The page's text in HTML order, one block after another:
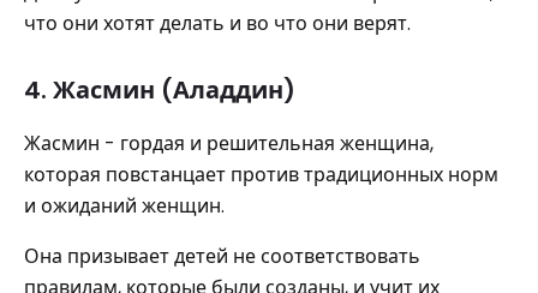
что они хотят делать и во что они верят.
4. Жасмин (Аладдин)
Жасмин - гордая и решительная женщина,
которая повстанцает против традиционных норм
и ожиданий женщин.
Она призывает детей не соответствовать